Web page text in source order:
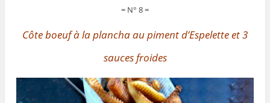
= N° 8 =
Côte boeuf à la plancha au piment d’Espelette et 3
sauces froides